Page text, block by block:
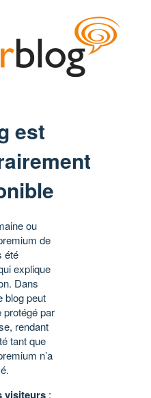
est
ou
de
été
explique
Dans
blog peut
protégé par
rendant
tant que
n’a
visiteurs :